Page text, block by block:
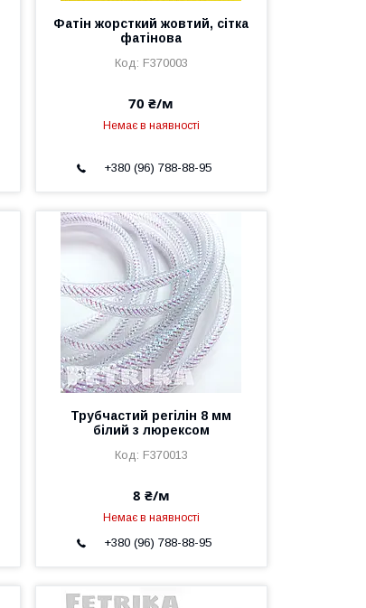
Фатін жорсткий жовтий, сітка
фатінова
F370003
70 ₴/м
Немає в наявності
+380 (96) 788-88-95
Трубчастий регілін 8 мм
білий з люрексом
F370013
8 ₴/м
Немає в наявності
+380 (96) 788-88-95